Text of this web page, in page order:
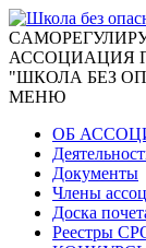
АССОЦИАЦИЯ
"ШКОЛА БЕЗ
МЕНЮ
ОБ
Документы
Члены
Доска
Реестры